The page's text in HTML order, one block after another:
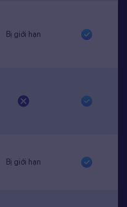
Bị giới hạn
Bị giới hạn